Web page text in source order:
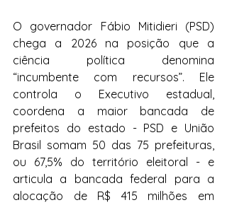
O governador Fábio Mitidieri (PSD)
chega a 2026 na posição que a
ciência política denomina
“incumbente com recursos”. Ele
controla o Executivo estadual,
coordena a maior bancada de
prefeitos do estado - PSD e União
Brasil somam 50 das 75 prefeituras,
ou 67,5% do território eleitoral - e
articula a bancada federal para a
alocação de R$ 415 milhões em